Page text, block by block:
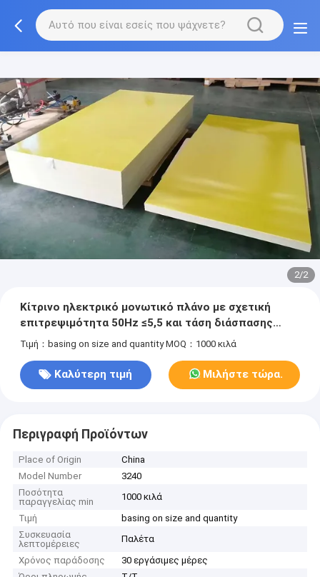
2/2
Κίτρινο ηλεκτρικό μονωτικό πλάνο με σχετική
επιτρεψιμότητα 50Hz ≤5,5 και τάση διάσπασης
παράλληλη με τις επικάλυψεις σε θερμοκρασία
Τιμή：basing on size and quantity MOQ：1000 κιλά
Καλύτερη τιμή Μιλήστε τώρα.
Περιγραφή Προϊόντων
Place of Origin
China
Model Number
3240
Ποσότητα
παραγγελίας min
1000 κιλά
Τιμή
basing on size and quantity
Συσκευασία
λεπτομέρειες
Παλέτα
Χρόνος παράδοσης
30 εργάσιμες μέρες